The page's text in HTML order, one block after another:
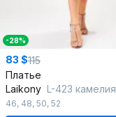
-28%
83 $115
Платье
Laikony L-423 камелия
46, 48, 50, 52